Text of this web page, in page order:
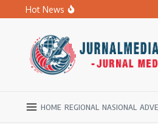
Lewati ke konten
Hot News
BPBD Ngawi Mulai
HOME REGIONAL NASIONAL